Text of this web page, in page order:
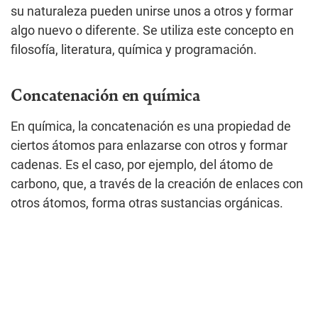
su naturaleza pueden unirse unos a otros y formar
algo nuevo o diferente. Se utiliza este concepto en
filosofía, literatura, química y programación.
Concatenación en química
En química, la concatenación es una propiedad de
ciertos átomos para enlazarse con otros y formar
cadenas. Es el caso, por ejemplo, del átomo de
carbono, que, a través de la creación de enlaces con
otros átomos, forma otras sustancias orgánicas.